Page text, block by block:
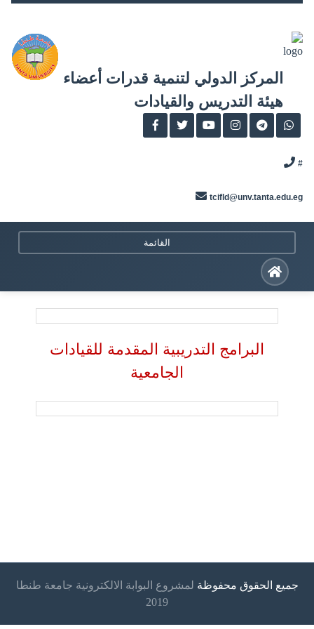
content
المركز الدولي لتنمية قدرات أعضاء
هيئة التدريس والقيادات
#
tcifld@unv.tanta.edu.eg
القائمة
البرامج التدريبية المقدمة للقيادات
الجامعية
جميع الحقوق محفوظة لمشروع البوابة الالكترونية جامعة طنطا
2019